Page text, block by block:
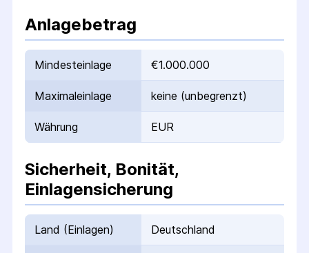
Anlagebetrag
Mindesteinlage €1.000.000
Maximaleinlage keine (unbegrenzt)
Währung EUR
Sicherheit, Bonität,
Einlagensicherung
Land (Einlagen) Deutschland